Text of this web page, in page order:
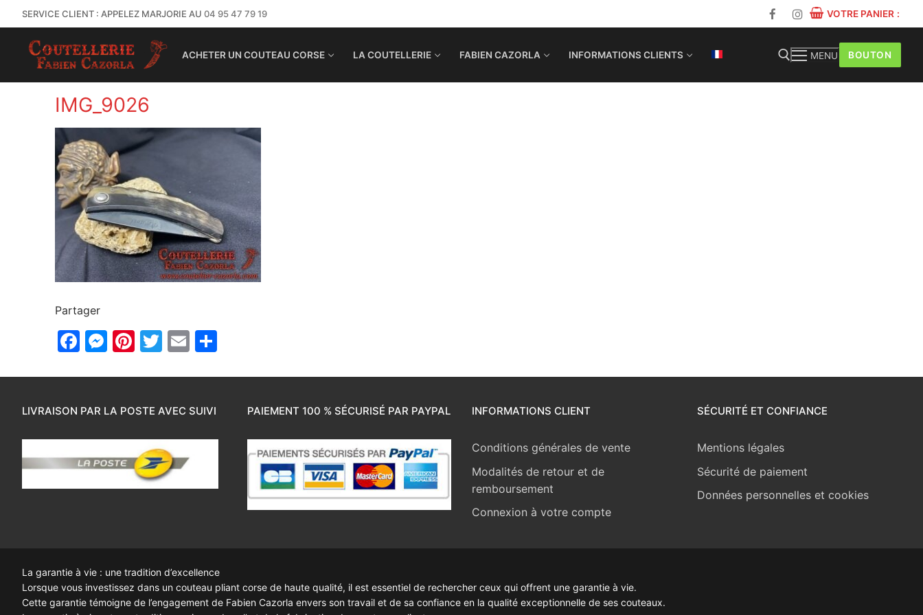
SERVICE CLIENT : APPELEZ MARJORIE AU 04 95 47 79 19 VOTRE PANIER :
ACHETER UN COUTEAU CORSE LA COUTELLERIE FABIEN CAZORLA INFORMATIONS CLIENTS MENU BOUTON
IMG_9026
Partager
Facebook
Messenger
Pinterest
Twitter
Email
LIVRAISON PAR LA POSTE AVEC SUIVI PAIEMENT 100 % SÉCURISÉ PAR PAYPAL INFORMATIONS CLIENT
Conditions générales de vente
Modalités de retour et de
remboursement
Connexion à votre compte
SÉCURITÉ ET CONFIANCE
Mentions légales
Sécurité de paiement
Données personnelles et cookies
La garantie à vie : une tradition d’excellence
Lorsque vous investissez dans un couteau pliant corse de haute qualité, il est essentiel de rechercher ceux qui offrent une garantie à vie.
Cette garantie témoigne de l’engagement de Fabien Cazorla envers son travail et de sa confiance en la qualité exceptionnelle de ses couteaux.